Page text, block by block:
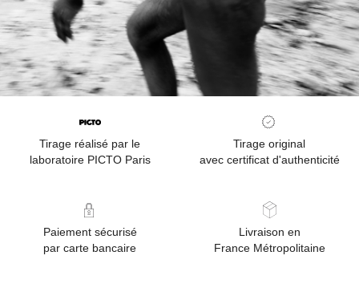
Tirage réalisé par le
laboratoire PICTO Paris
Tirage original
avec certificat d'authenticité
Paiement sécurisé
par carte bancaire
Livraison en
France Métropolitaine